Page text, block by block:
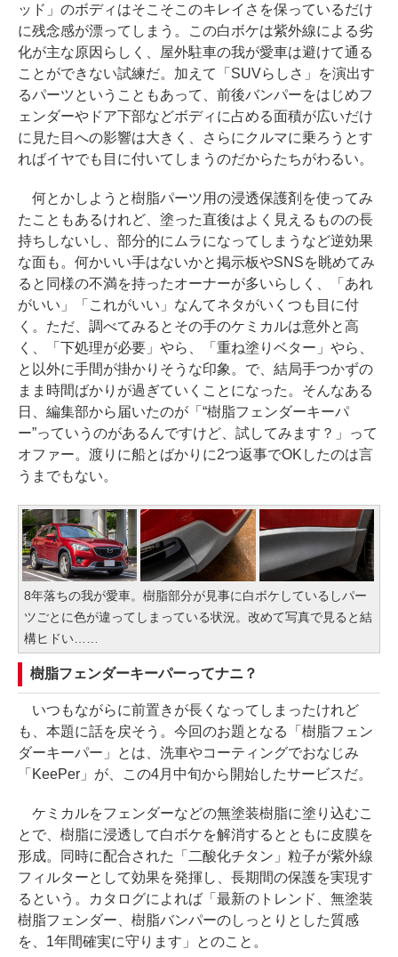
ッド」のボディはそこそこのキレイさを保っているだけ
に残念感が漂ってしまう。この白ボケは紫外線による劣
化が主な原因らしく、屋外駐車の我が愛車は避けて通る
ことができない試練だ。加えて「SUVらしさ」を演出す
るパーツということもあって、前後バンパーをはじめフ
ェンダーやドア下部などボディに占める面積が広いだけ
に見た目への影響は大きく、さらにクルマに乗ろうとす
ればイヤでも目に付いてしまうのだからたちがわるい。
何とかしようと樹脂パーツ用の浸透保護剤を使ってみ
たこともあるけれど、塗った直後はよく見えるものの長
持ちしないし、部分的にムラになってしまうなど逆効果
な面も。何かいい手はないかと掲示板やSNSを眺めてみ
ると同様の不満を持ったオーナーが多いらしく、「あれ
がいい」「これがいい」なんてネタがいくつも目に付
く。ただ、調べてみるとその手のケミカルは意外と高
く、「下処理が必要」やら、「重ね塗りベター」やら、
と以外に手間が掛かりそうな印象。で、結局手つかずの
まま時間ばかりが過ぎていくことになった。そんなある
日、編集部から届いたのが「“樹脂フェンダーキーパ
ー”っていうのがあるんですけど、試してみます？」って
オファー。渡りに船とばかりに2つ返事でOKしたのは言
うまでもない。
8年落ちの我が愛車。樹脂部分が見事に白ボケしているしパー
ツごとに色が違ってしまっている状況。改めて写真で見ると結
構ヒドい……
樹脂フェンダーキーパーってナニ？
いつもながらに前置きが長くなってしまったけれど
も、本題に話を戻そう。今回のお題となる「樹脂フェン
ダーキーパー」とは、洗車やコーティングでおなじみ
「KeePer」が、この4月中旬から開始したサービスだ。
ケミカルをフェンダーなどの無塗装樹脂に塗り込むこ
とで、樹脂に浸透して白ボケを解消するとともに皮膜を
形成。同時に配合された「二酸化チタン」粒子が紫外線
フィルターとして効果を発揮し、長期間の保護を実現す
るという。カタログによれば「最新のトレンド、無塗装
樹脂フェンダー、樹脂バンパーのしっとりとした質感
を、1年間確実に守ります」とのこと。